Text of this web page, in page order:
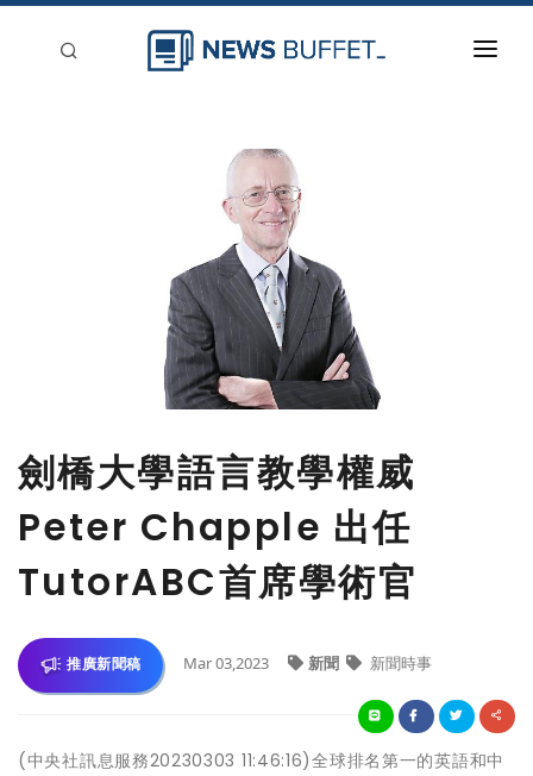
劍橋大學語言教學權威
Peter Chapple 出任
TutorABC首席學術官
推廣新聞稿 Mar 03,2023 新聞 新聞時事
(中央社訊息服務20230303 11:46:16)全球排名第一的英語和中